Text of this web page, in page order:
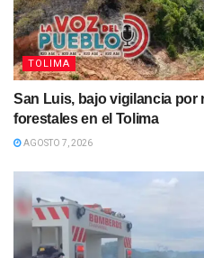
TOLIMA
San Luis, bajo vigilancia
forestales en el Tolima
AGOSTO 7, 2026